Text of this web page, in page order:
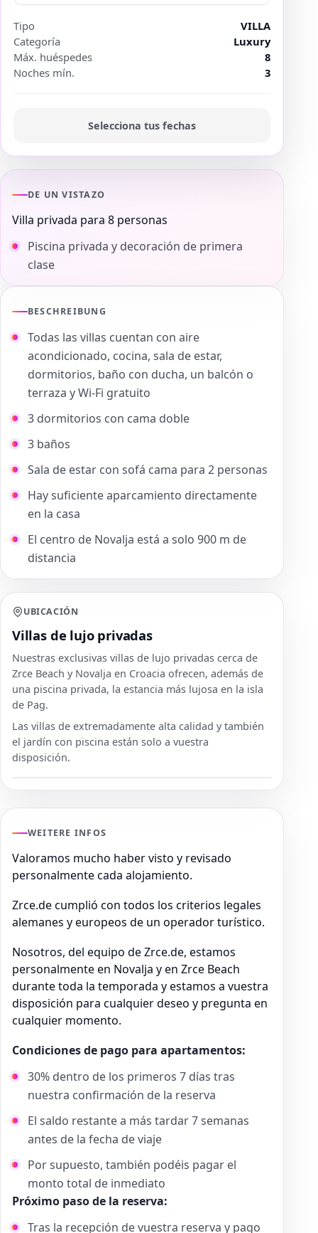
DE UN VISTAZO
Villa privada para 8 personas
Piscina privada y decoración de primera
clase
BESCHREIBUNG
Todas las villas cuentan con aire
acondicionado, cocina, sala de estar,
dormitorios, baño con ducha, un balcón o
terraza y Wi-Fi gratuito
3 dormitorios con cama doble
3 baños
Sala de estar con sofá cama para 2 personas
Hay suficiente aparcamiento directamente
en la casa
El centro de Novalja está a solo 900 m de
distancia
Tipo
VILLA
Categoría
Luxury
Máx. huéspedes
8
Noches mín.
3
Selecciona tus fechas
UBICACIÓN
Villas de lujo privadas
Nuestras exclusivas villas de lujo privadas cerca de
Zrce Beach y Novalja en Croacia ofrecen, además de
una piscina privada, la estancia más lujosa en la isla
de Pag.
Las villas de extremadamente alta calidad y también
el jardín con piscina están solo a vuestra
disposición.
WEITERE INFOS
Valoramos mucho haber visto y revisado
personalmente cada alojamiento.
Zrce.de cumplió con todos los criterios legales
alemanes y europeos de un operador turístico.
Nosotros, del equipo de Zrce.de, estamos
personalmente en Novalja y en Zrce Beach
durante toda la temporada y estamos a vuestra
disposición para cualquier deseo y pregunta en
cualquier momento.
Condiciones de pago para apartamentos:
30% dentro de los primeros 7 días tras
nuestra confirmación de la reserva
El saldo restante a más tardar 7 semanas
antes de la fecha de viaje
Por supuesto, también podéis pagar el
monto total de inmediato
Próximo paso de la reserva:
Tras la recepción de vuestra reserva y pago